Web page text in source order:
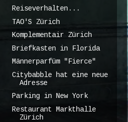
Reiseverhalten...
TAO'S Zürich
Komplementair Zürich
Briefkasten in Florida
Männerparfüm "Fierce"
Citybabble hat eine neue
Adresse
Parking in New York
Restaurant Markthalle
Zürich